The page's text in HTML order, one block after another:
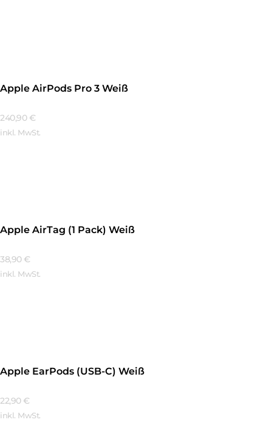
Apple AirPods Pro 3 Weiß
240,90 €
inkl. MwSt.
Apple AirTag (1 Pack) Weiß
38,90 €
inkl. MwSt.
Apple EarPods (USB-C) Weiß
22,90 €
inkl. MwSt.